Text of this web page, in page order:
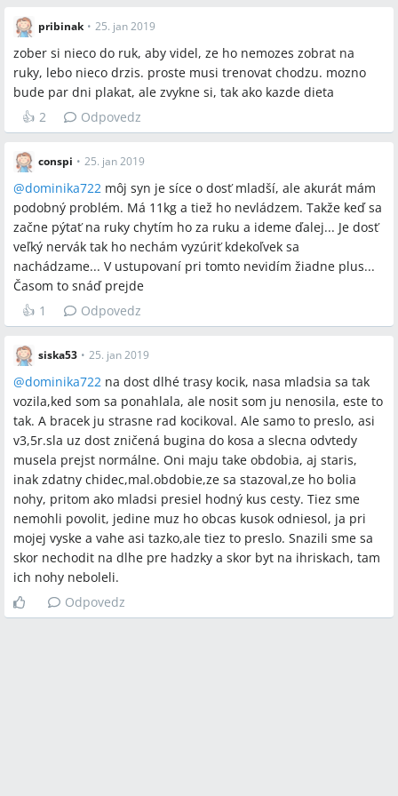
pribinak • 25. jan 2019
zober si nieco do ruk, aby videl, ze ho nemozes zobrat na
ruky, lebo nieco drzis. proste musi trenovat chodzu. mozno
bude par dni plakat, ale zvykne si, tak ako kazde dieta
👍 2 Odpovedz
conspi • 25. jan 2019
@dominika722 môj syn je síce o dosť mladší, ale akurát mám
podobný problém. Má 11kg a tiež ho nevládzem. Takže keď sa
začne pýtať na ruky chytím ho za ruku a ideme ďalej... Je dosť
veľký nervák tak ho nechám vyzúriť kdekoľvek sa
nachádzame... V ustupovaní pri tomto nevidím žiadne plus...
Časom to snáď prejde
👍 1 Odpovedz
siska53 • 25. jan 2019
@dominika722 na dost dlhé trasy kocik, nasa mladsia sa tak
vozila,ked som sa ponahlala, ale nosit som ju nenosila, este to
tak. A bracek ju strasne rad kocikoval. Ale samo to preslo, asi
v3,5r.sla uz dost zničená bugina do kosa a slecna odvtedy
musela prejst normálne. Oni maju take obdobia, aj staris,
inak zdatny chidec,mal.obdobie,ze sa stazoval,ze ho bolia
nohy, pritom ako mladsi presiel hodný kus cesty. Tiez sme
nemohli povolit, jedine muz ho obcas kusok odniesol, ja pri
mojej vyske a vahe asi tazko,ale tiez to preslo. Snazili sme sa
skor nechodit na dlhe pre hadzky a skor byt na ihriskach, tam
ich nohy neboleli.
Odpovedz